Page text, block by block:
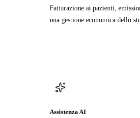
Fatturazione ai pazienti,
una gestione economica dello
Assistenza AI